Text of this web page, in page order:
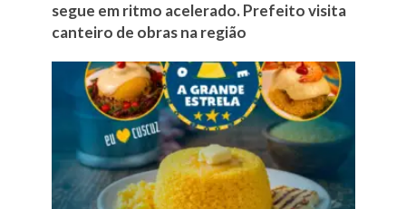
segue em ritmo acelerado. Prefeito visita
canteiro de obras na região